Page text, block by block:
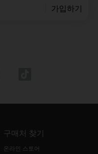
가입하기
구매처 찾기
온라인 스토어